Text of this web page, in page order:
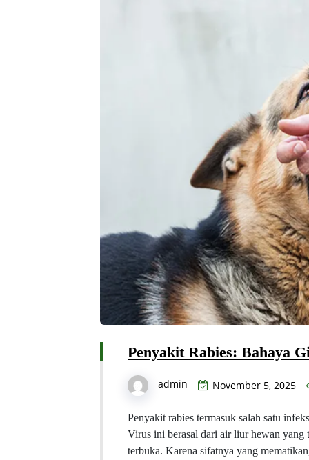
Penyakit Rabies: Bahaya
admin November 5, 2025
Penyakit rabies termasuk salah satu
Virus ini berasal dari air liur hewan
terbuka. Karena sifatnya yang